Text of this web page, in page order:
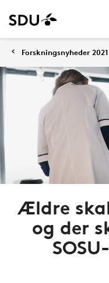
Forskningsnyheder 2021
Ældre
og der